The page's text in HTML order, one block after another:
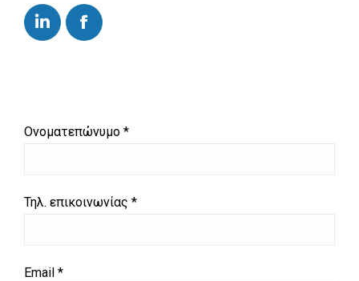
Facebook
Ονοματεπώνυμο *
Τηλ. επικοινωνίας *
Email *